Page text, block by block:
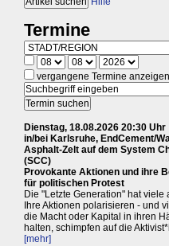
Termine
vergangene Termine anzeigen
Dienstag, 18.08.2026 20:30 Uhr
in/bei Karlsruhe, EndCement/
Asphalt-Zelt auf dem System
(SCC)
Provokante Aktionen und ihre
für politischen Protest
Die "Letzte Generation" hat viele
Ihre Aktionen polarisieren - und
die Macht oder Kapital in ihren
halten, schimpfen auf die
[mehr]